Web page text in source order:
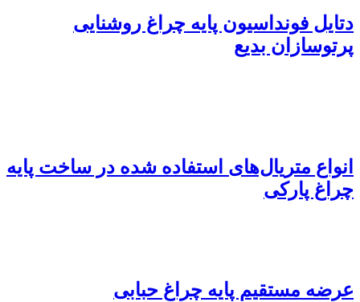
دتایل فونداسیون پایه چراغ روشنایی
پرتوسازان بدیع
انواع متریال‌های استفاده شده در ساخت پایه‌
چراغ پارکی
عرضه مستقیم پایه چراغ حبابی